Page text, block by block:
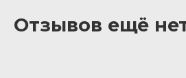
Отзывов ещё